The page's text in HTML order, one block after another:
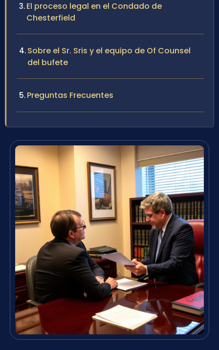
El proceso legal en el Condado de
Chesterfield
Sobre el Sr. Sris y el equipo de Of Counsel
del bufete
Preguntas Frecuentes